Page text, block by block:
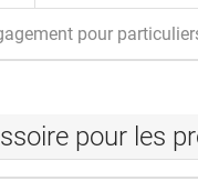
pour
pour les